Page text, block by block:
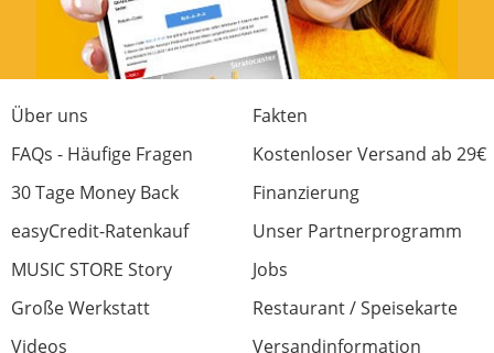
Über uns
Fakten
FAQs - Häufige Fragen
Kostenloser Versand ab 29€
30 Tage Money Back
Finanzierung
easyCredit-Ratenkauf
Unser Partnerprogramm
MUSIC STORE Story
Jobs
Große Werkstatt
Restaurant / Speisekarte
Videos
Versandinformation